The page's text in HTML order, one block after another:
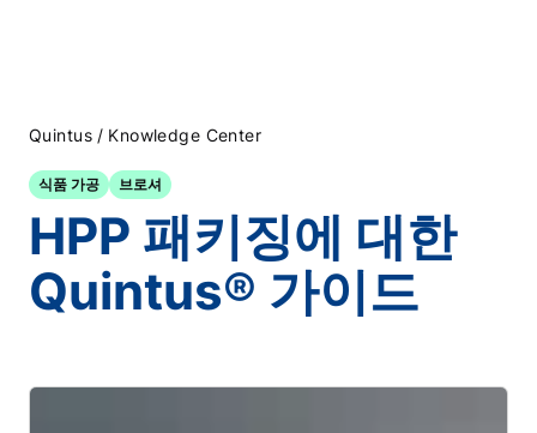
Quintus / Knowledge Center
식품 가공 브로셔
HPP 패키징에 대한
Quintus® 가이드